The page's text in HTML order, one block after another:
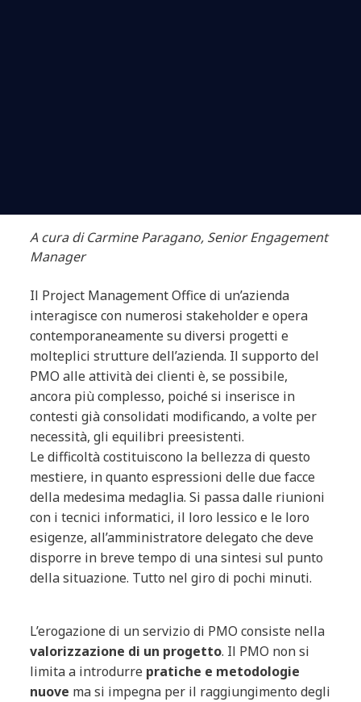
A cura di Carmine Paragano, Senior Engagement
Manager
Il Project Management Office di un’azienda
interagisce con numerosi stakeholder e opera
contemporaneamente su diversi progetti e
molteplici strutture dell’azienda. Il supporto del
PMO alle attività dei clienti è, se possibile,
ancora più complesso, poiché si inserisce in
contesti già consolidati modificando, a volte per
necessità, gli equilibri preesistenti.
Le difficoltà costituiscono la bellezza di questo
mestiere, in quanto espressioni delle due facce
della medesima medaglia. Si passa dalle riunioni
con i tecnici informatici, il loro lessico e le loro
esigenze, all’amministratore delegato che deve
disporre in breve tempo di una sintesi sul punto
della situazione. Tutto nel giro di pochi minuti.
L’erogazione di un servizio di PMO consiste nella
valorizzazione di un progetto. Il PMO non si
limita a introdurre pratiche e metodologie
nuove ma si impegna per il raggiungimento degli